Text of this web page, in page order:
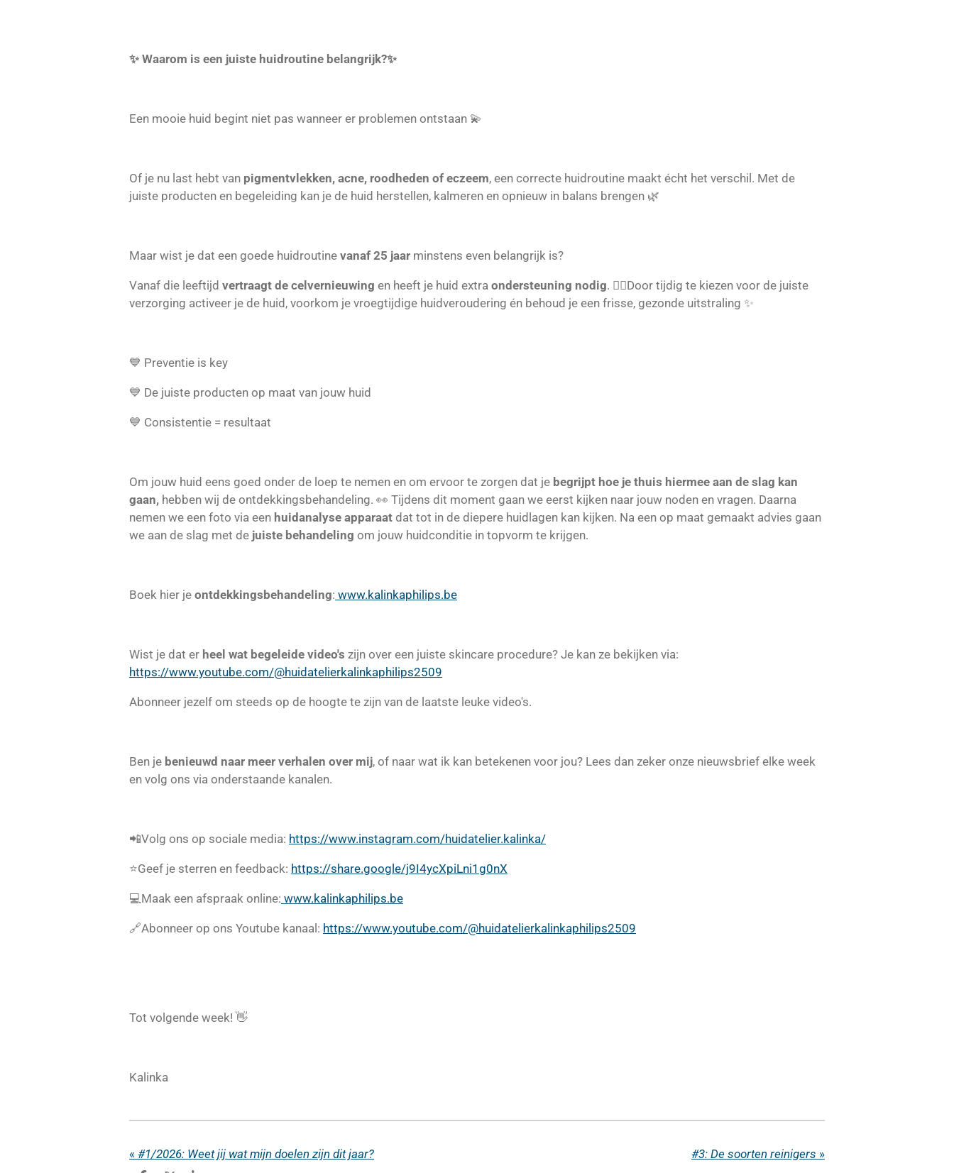
✨ Waarom is een juiste huidroutine belangrijk?✨
Een mooie huid begint niet pas wanneer er problemen ontstaan 💫
Of je nu last hebt van pigmentvlekken, acne, roodheden of eczeem, een correcte huidroutine maakt écht het verschil. Met de
juiste producten en begeleiding kan je de huid herstellen, kalmeren en opnieuw in balans brengen 🌿
Maar wist je dat een goede huidroutine vanaf 25 jaar minstens even belangrijk is?
Vanaf die leeftijd vertraagt de celvernieuwing en heeft je huid extra ondersteuning nodig. 👇🏼Door tijdig te kiezen voor de juiste
verzorging activeer je de huid, voorkom je vroegtijdige huidveroudering én behoud je een frisse, gezonde uitstraling ✨
💙 Preventie is key
💙 De juiste producten op maat van jouw huid
💙 Consistentie = resultaat
Om jouw huid eens goed onder de loep te nemen en om ervoor te zorgen dat je begrijpt hoe je thuis hiermee aan de slag kan
gaan, hebben wij de ontdekkingsbehandeling. 👀 Tijdens dit moment gaan we eerst kijken naar jouw noden en vragen. Daarna
nemen we een foto via een huidanalyse apparaat dat tot in de diepere huidlagen kan kijken. Na een op maat gemaakt advies gaan
we aan de slag met de juiste behandeling om jouw huidconditie in topvorm te krijgen.
Boek hier je ontdekkingsbehandeling: www.kalinkaphilips.be
Wist je dat er heel wat begeleide video's zijn over een juiste skincare procedure? Je kan ze bekijken via:
https://www.youtube.com/@huidatelierkalinkaphilips2509
Abonneer jezelf om steeds op de hoogte te zijn van de laatste leuke video's.
Ben je benieuwd naar meer verhalen over mij, of naar wat ik kan betekenen voor jou? Lees dan zeker onze nieuwsbrief elke week
en volg ons via onderstaande kanalen.
📲Volg ons op sociale media: https://www.instagram.com/huidatelier.kalinka/
⭐️Geef je sterren en feedback: https://share.google/j9I4ycXpiLni1g0nX
💻Maak een afspraak online: www.kalinkaphilips.be
🔗Abonneer op ons Youtube kanaal: https://www.youtube.com/@huidatelierkalinkaphilips2509
Tot volgende week! 👋
Kalinka
« #1/2026: Weet jij wat mijn doelen zijn dit jaar? #3: De soorten reinigers »